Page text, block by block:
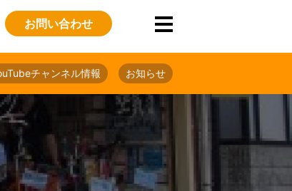
お問い合わせ
チャンネル情報 お知らせ